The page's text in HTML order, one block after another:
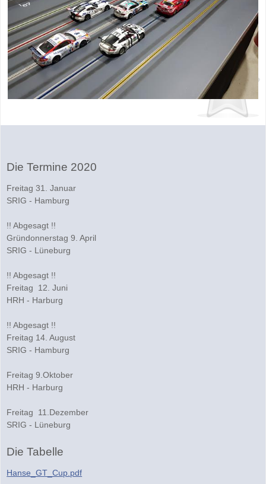
Die Termine 2020
Freitag 31. Januar
SRIG - Hamburg
!! Abgesagt !!
Gründonnerstag 9. April
SRIG - Lüneburg
!! Abgesagt !!
Freitag 12. Juni
HRH - Harburg
!! Abgesagt !!
Freitag 14. August
SRIG - Hamburg
Freitag 9.Oktober
HRH - Harburg
Freitag 11.Dezember
SRIG - Lüneburg
Die Tabelle
Hanse_GT_Cup.pdf